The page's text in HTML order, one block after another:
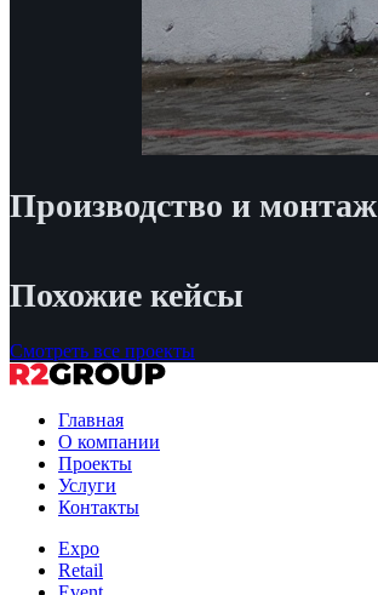
Производство и монтаж
Похожие кейсы
Смотреть все проекты
Главная
О компании
Проекты
Услуги
Контакты
Expo
Retail